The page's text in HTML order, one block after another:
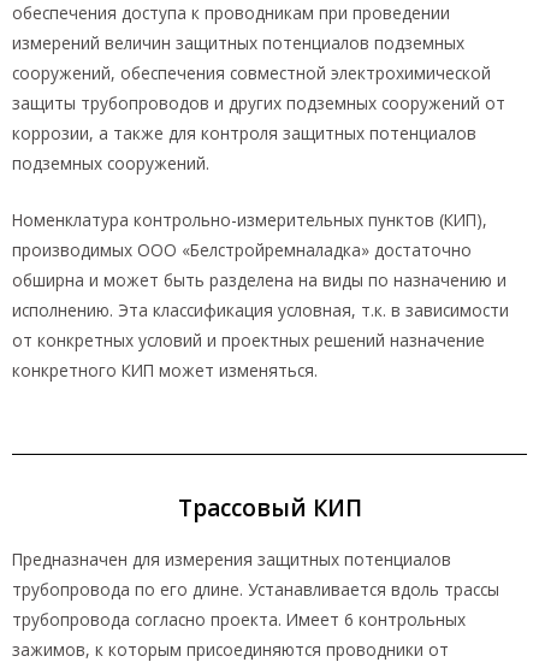
обеспечения доступа к проводникам при проведении
измерений величин защитных потенциалов подземных
сооружений, обеспечения совместной электрохимической
защиты трубопроводов и других подземных сооружений от
коррозии, а также для контроля защитных потенциалов
подземных сооружений.
Номенклатура контрольно-измерительных пунктов (КИП),
производимых ООО «Белстройремналадка» достаточно
обширна и может быть разделена на виды по назначению и
исполнению. Эта классификация условная, т.к. в зависимости
от конкретных условий и проектных решений назначение
конкретного КИП может изменяться.
Трассовый КИП
Предназначен для измерения защитных потенциалов
трубопровода по его длине. Устанавливается вдоль трассы
трубопровода согласно проекта. Имеет 6 контрольных
зажимов, к которым присоединяются проводники от